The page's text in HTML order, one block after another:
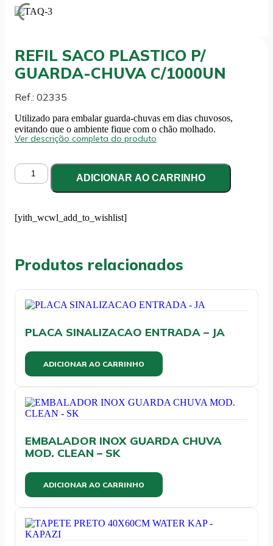
REFIL SACO PLASTICO P/
GUARDA-CHUVA C/1000UN
Ref.: 02335
Utilizado para embalar guarda-chuvas em dias chuvosos,
evitando que o ambiente fique com o chão molhado.
Ver descrição completa do produto
REFIL
SACO
PLASTICO
GUARDA-
CHUVA
ADICIONAR AO CARRINHO
[yith_wcwl_add_to_wishlist]
Produtos relacionados
PLACA SINALIZACAO ENTRADA – JA
ADICIONAR AO CARRINHO
EMBALADOR INOX GUARDA CHUVA
MOD. CLEAN – SK
ADICIONAR AO CARRINHO